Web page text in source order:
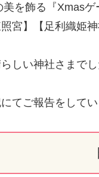
美を飾る『Xmas
宮】【足利織姫神
しい神社さまでし
てご報告をして